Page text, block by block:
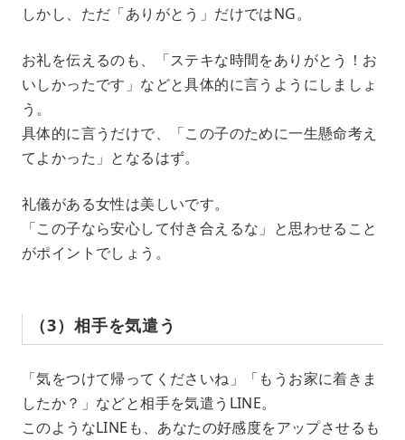
しかし、ただ「ありがとう」だけではNG。
お礼を伝えるのも、「ステキな時間をありがとう！お
いしかったです」などと具体的に言うようにしましょ
う。
具体的に言うだけで、「この子のために一生懸命考え
てよかった」となるはず。
礼儀がある女性は美しいです。
「この子なら安心して付き合えるな」と思わせること
がポイントでしょう。
（3）相手を気遣う
「気をつけて帰ってくださいね」「もうお家に着きま
したか？」などと相手を気遣うLINE。
このようなLINEも、あなたの好感度をアップさせるも